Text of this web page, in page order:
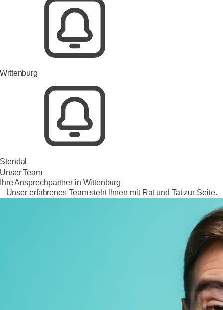
Wittenburg
Stendal
Unser Team
Ihre Ansprechpartner in Wittenburg
Unser erfahrenes Team steht Ihnen mit Rat und Tat zur Seite.